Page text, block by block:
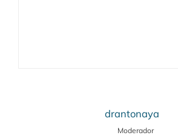
drantonaya
Moderador